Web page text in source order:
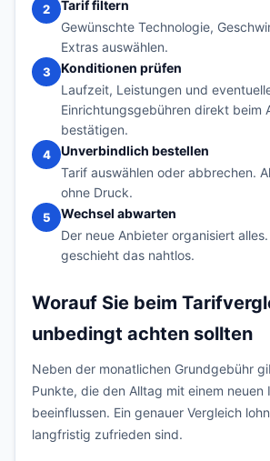
2
Tarif filtern
Gewünschte Technologie,
Extras auswählen.
3
Konditionen prüfen
Laufzeit, Leistungen und
Einrichtungsgebühren direkt beim
bestätigen.
4
Unverbindlich bestellen
Tarif auswählen oder abbrechen.
ohne Druck.
5
Wechsel abwarten
Der neue Anbieter organisiert
geschieht das nahtlos.
Worauf Sie beim
unbedingt achten sollten
Neben der monatlichen Grundgebühr
Punkte, die den Alltag mit einem neuen
beeinflussen. Ein genauer Vergleich
langfristig zufrieden sind.